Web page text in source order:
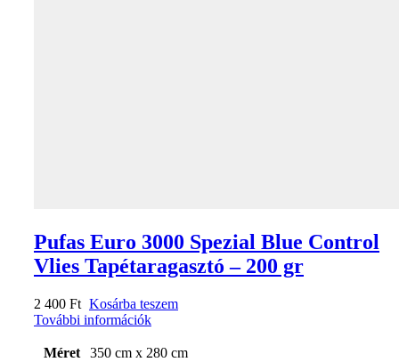
Pufas Euro 3000 Spezial Blue Control
Vlies Tapétaragasztó – 200 gr
2 400 Ft Kosárba teszem
További információk
Méret 350 cm x 280 cm